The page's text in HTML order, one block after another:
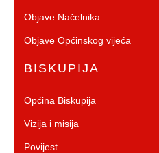
Objave Načelnika
Objave Općinskog vijeća
BISKUPIJA
Općina Biskupija
Vizija i misija
Povijest